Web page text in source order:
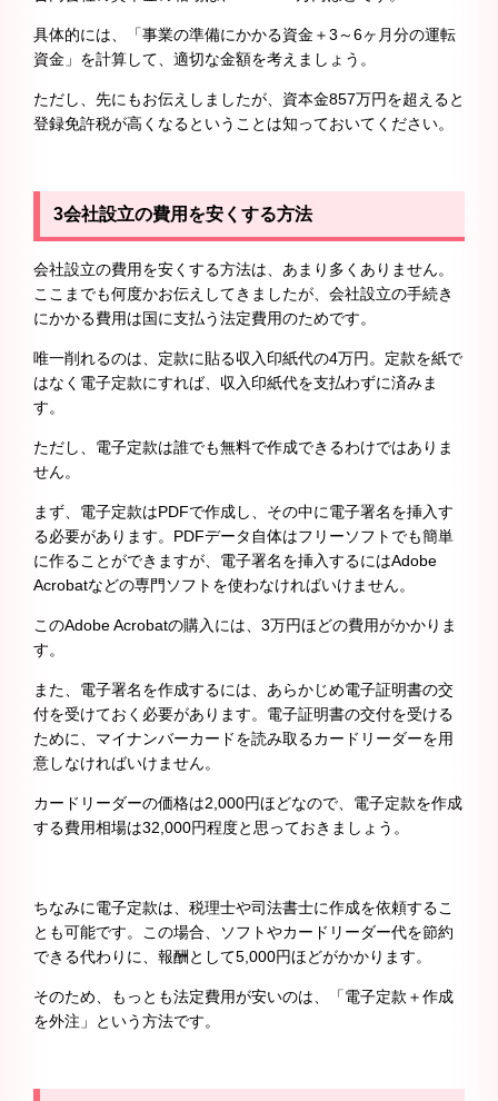
具体的には、「事業の準備にかかる資金＋3～6ヶ月分の運転
資金」を計算して、適切な金額を考えましょう。
ただし、先にもお伝えしましたが、資本金857万円を超えると
登録免許税が高くなるということは知っておいてください。
3会社設立の費用を安くする方法
会社設立の費用を安くする方法は、あまり多くありません。
ここまでも何度かお伝えしてきましたが、会社設立の手続き
にかかる費用は国に支払う法定費用のためです。
唯一削れるのは、定款に貼る収入印紙代の4万円。定款を紙で
はなく電子定款にすれば、収入印紙代を支払わずに済みま
す。
ただし、電子定款は誰でも無料で作成できるわけではありま
せん。
まず、電子定款はPDFで作成し、その中に電子署名を挿入す
る必要があります。PDFデータ自体はフリーソフトでも簡単
に作ることができますが、電子署名を挿入するにはAdobe
Acrobatなどの専門ソフトを使わなければいけません。
このAdobe Acrobatの購入には、3万円ほどの費用がかかりま
す。
また、電子署名を作成するには、あらかじめ電子証明書の交
付を受けておく必要があります。電子証明書の交付を受ける
ために、マイナンバーカードを読み取るカードリーダーを用
意しなければいけません。
カードリーダーの価格は2,000円ほどなので、電子定款を作成
する費用相場は32,000円程度と思っておきましょう。
ちなみに電子定款は、税理士や司法書士に作成を依頼するこ
とも可能です。この場合、ソフトやカードリーダー代を節約
できる代わりに、報酬として5,000円ほどがかかります。
そのため、もっとも法定費用が安いのは、「電子定款＋作成
を外注」という方法です。